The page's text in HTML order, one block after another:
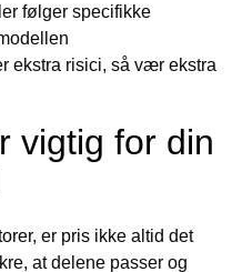
følger specifikke
ekstra risici, så vær ekstra
vigtig for din
er pris ikke altid det
at delene passer og